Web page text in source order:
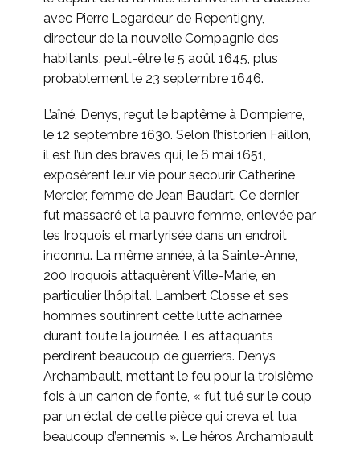
avec Pierre Legardeur de Repentigny,
directeur de la nouvelle Compagnie des
habitants, peut-être le 5 août 1645, plus
probablement le 23 septembre 1646.
L’aîné, Denys, reçut le baptême à Dompierre,
le 12 septembre 1630. Selon l’historien Faillon,
il est l’un des braves qui, le 6 mai 1651,
exposèrent leur vie pour secourir Catherine
Mercier, femme de Jean Baudart. Ce dernier
fut massacré et la pauvre femme, enlevée par
les Iroquois et martyrisée dans un endroit
inconnu. La même année, à la Sainte-Anne,
200 Iroquois attaquèrent Ville-Marie, en
particulier l’hôpital. Lambert Closse et ses
hommes soutinrent cette lutte acharnée
durant toute la journée. Les attaquants
perdirent beaucoup de guerriers. Denys
Archambault, mettant le feu pour la troisième
fois à un canon de fonte, « fut tué sur le coup
par un éclat de cette pièce qui creva et tua
beaucoup d’ennemis ». Le héros Archambault